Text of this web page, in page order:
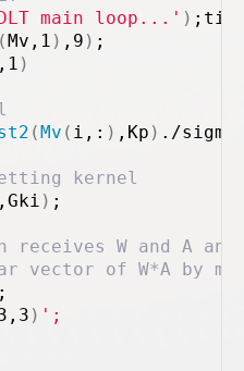
main loop...' )
(Mv,1 ) ,9 ) ;
)
(Mv ( i,: ) ,Kp ) ./
kernel
) ;
receives W and A
vector of W*A by
;
) ';